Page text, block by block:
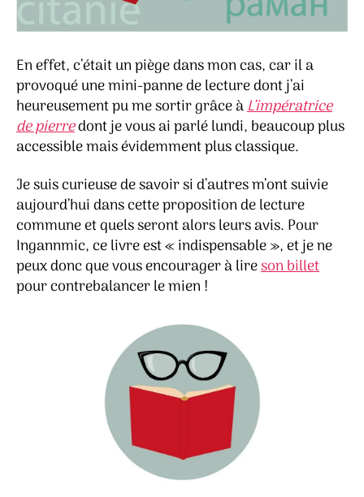
En effet, c’était un piège dans mon cas, car il a
provoqué une mini-panne de lecture dont j’ai
heureusement pu me sortir grâce àL’impératrice
de pierredont je vous ai parlé lundi, beaucoup plus
accessible mais évidemment plus classique.
Je suis curieuse de savoir si d’autres m’ont suivie
aujourd’hui dans cette proposition de lecture
commune et quels seront alors leurs avis. Pour
Ingannmic, ce livre est « indispensable », et je ne
peux donc que vous encourager à lireson billet
pour contrebalancer le mien !